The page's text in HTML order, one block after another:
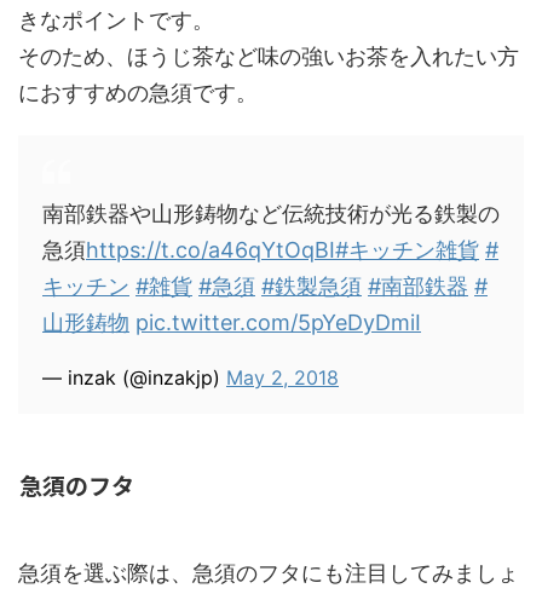
きなポイントです。
そのため、ほうじ茶など味の強いお茶を入れたい方
におすすめの急須です。
南部鉄器や山形鋳物など伝統技術が光る鉄製の
急須https://t.co/a46qYtOqBI#キッチン雑貨 #
キッチン #雑貨 #急須 #鉄製急須 #南部鉄器 #
山形鋳物 pic.twitter.com/5pYeDyDmiI
— inzak (@inzakjp) May 2, 2018
急須のフタ
急須を選ぶ際は、急須のフタにも注目してみましょ